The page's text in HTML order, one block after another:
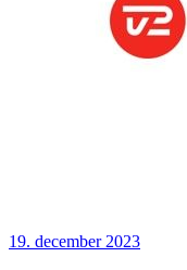
19. december 2023